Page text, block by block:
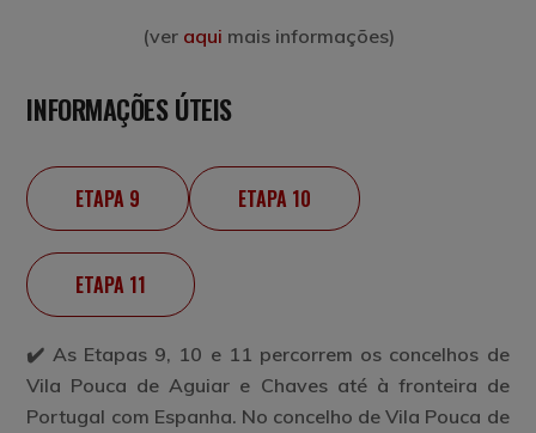
(ver aqui mais informações)
INFORMAÇÕES ÚTEIS
ETAPA 9 ETAPA 10
ETAPA 11
✔️ As Etapas 9, 10 e 11 percorrem os concelhos de
Vila Pouca de Aguiar e Chaves até à fronteira de
Portugal com Espanha. No concelho de Vila Pouca de